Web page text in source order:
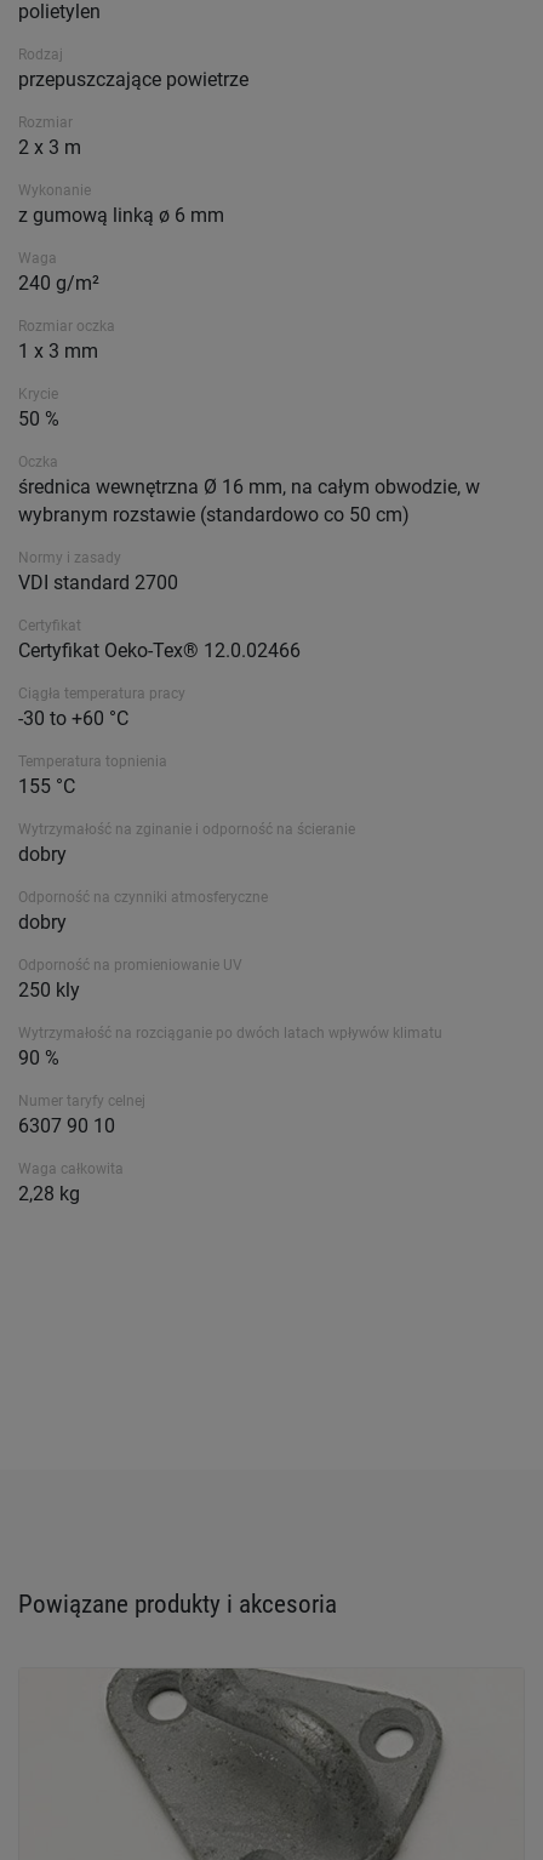
polietylen
Rodzaj
przepuszczające powietrze
Rozmiar
2 x 3 m
Wykonanie
z gumową linką ø 6 mm
Waga
240 g/m²
Rozmiar oczka
1 x 3 mm
Krycie
50 %
Oczka
średnica wewnętrzna Ø 16 mm, na całym obwodzie, w
wybranym rozstawie (standardowo co 50 cm)
Normy i zasady
VDI standard 2700
Certyfikat
Certyfikat Oeko-Tex® 12.0.02466
Ciągła temperatura pracy
-30 to +60 °C
Temperatura topnienia
155 °C
Wytrzymałość na zginanie i odporność na ścieranie
dobry
Odporność na czynniki atmosferyczne
dobry
Odporność na promieniowanie UV
250 kly
Wytrzymałość na rozciąganie po dwóch latach wpływów klimatu
90 %
Numer taryfy celnej
6307 90 10
Waga całkowita
2,28 kg
Powiązane produkty i akcesoria